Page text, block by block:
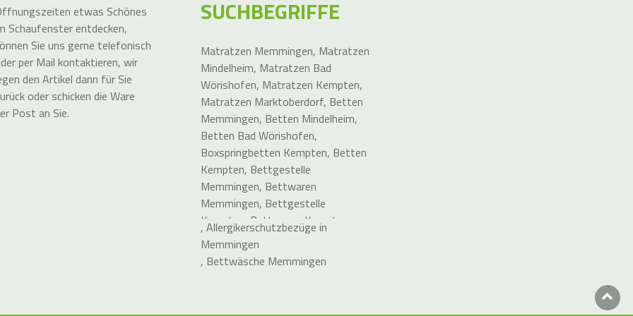
etwas Schönes
Schaufenster entdecken,
Sie uns gerne telefonisch
per Mail kontaktieren, wir
den Artikel dann für Sie
oder schicken die Ware
Post an Sie.
SUCHBEGRIFFE
Matratzen Memmingen, Matratzen
Mindelheim, Matratzen Bad
Wörishofen, Matratzen Kempten,
Matratzen Marktoberdorf, Betten
Memmingen, Betten Mindelheim,
Betten Bad Wörishofen,
Boxspringbetten Kempten, Betten
Kempten, Bettgestelle
Memmingen, Bettwaren
Memmingen, Bettgestelle
Kempten
Bettwaren Kempten
Betten Leutkirch im Allgäu
Biberach an der Riß
Betten
Wangen Allgäu,Matratzen
, Allergikerschutzbezüge in
Memmingen
, Bettwäsche Memmingen